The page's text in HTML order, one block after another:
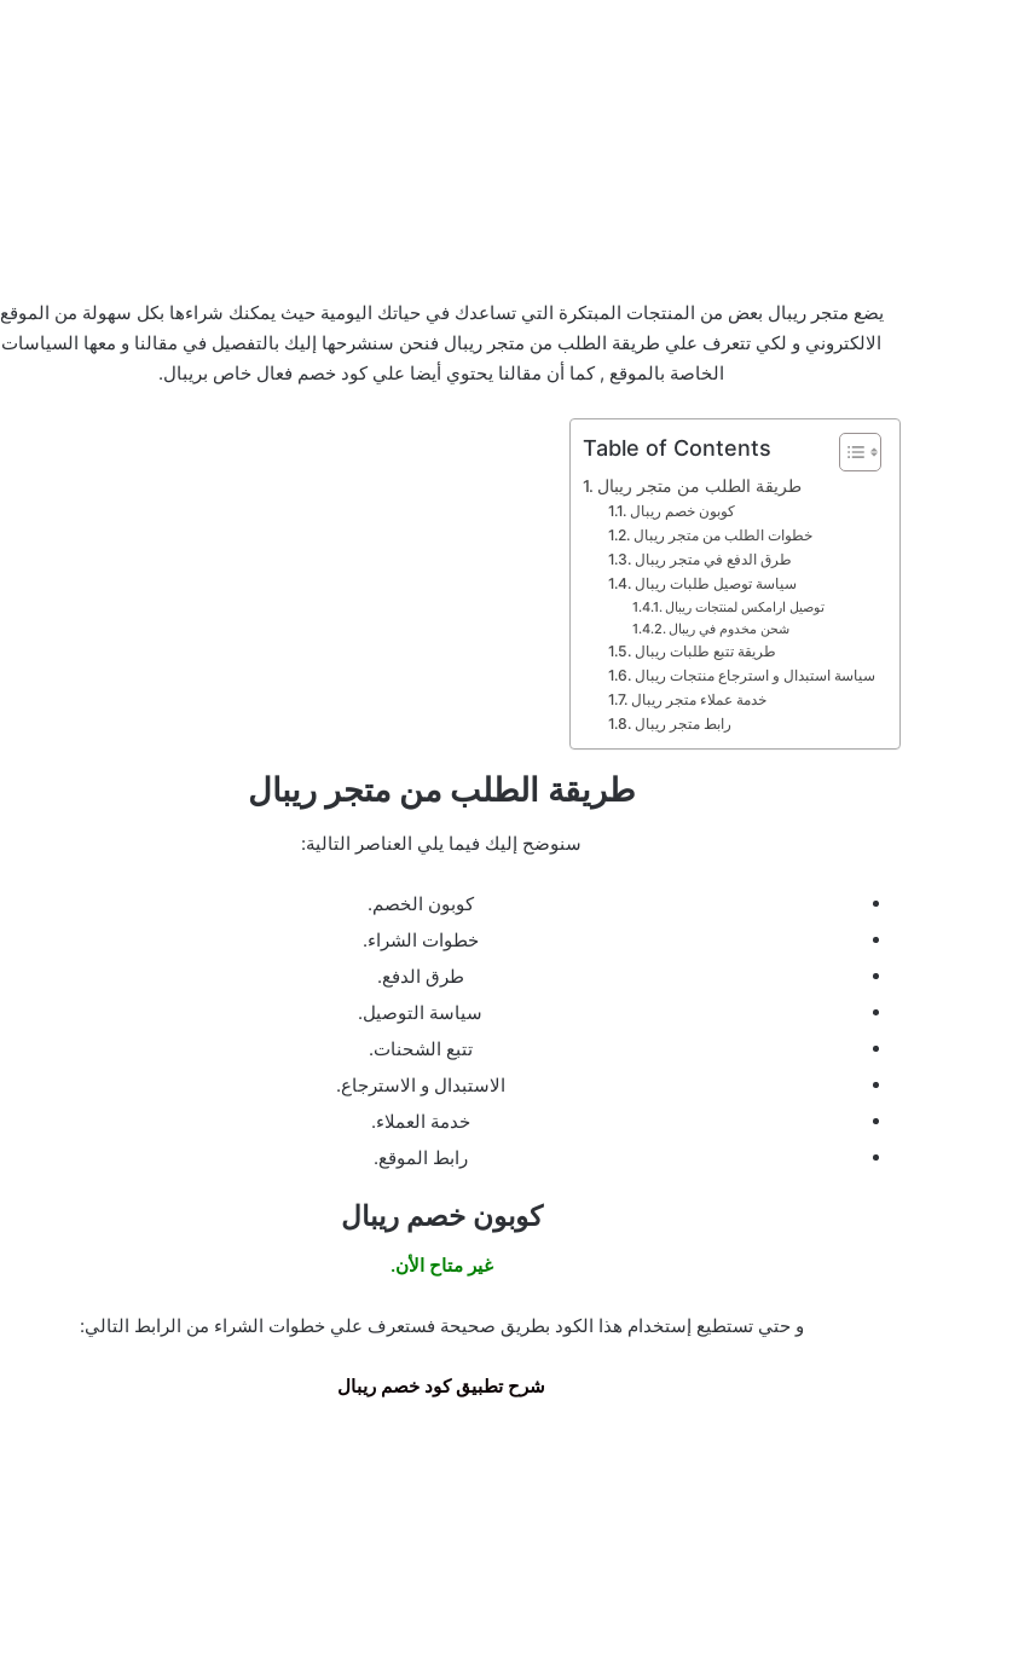
يضع متجر ريبال بعض من المنتجات المبتكرة التي تساعدك في حياتك اليومية حيث يمكنك شراءها بكل سهولة من الموقع
الالكتروني و لكي تتعرف علي طريقة الطلب من متجر ريبال فنحن سنشرحها إليك بالتفصيل في مقالنا و معها السياسات
الخاصة بالموقع , كما أن مقالنا يحتوي أيضا علي كود خصم فعال خاص بريبال.
Table of Contents
طريقة الطلب من متجر ريبال
كوبون خصم ريبال
خطوات الطلب من متجر ريبال
طرق الدفع في متجر ريبال
سياسة توصيل طلبات ريبال
توصيل ارامكس لمنتجات ريبال
شحن مخدوم في ريبال
طريقة تتبع طلبات ريبال
سياسة استبدال و استرجاع منتجات ريبال
خدمة عملاء متجر ريبال
رابط متجر ريبال
طريقة الطلب من متجر ريبال
سنوضح إليك فيما يلي العناصر التالية:
كوبون الخصم.
خطوات الشراء.
طرق الدفع.
سياسة التوصيل.
تتبع الشحنات.
الاستبدال و الاسترجاع.
خدمة العملاء.
رابط الموقع.
كوبون خصم ريبال
غير متاح الأن.
و حتي تستطيع إستخدام هذا الكود بطريق صحيحة فستعرف علي خطوات الشراء من الرابط التالي:
شرح تطبيق كود خصم ريبال